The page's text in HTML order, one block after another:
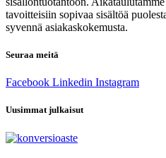
tavoitteisiin sopivaa sisältöä
syvennä asiakaskokemusta.
Seuraa meitä
Facebook Linkedin Instagram
Uusimmat julkaisut